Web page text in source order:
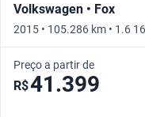
Volkswagen • Fox
2015 • 105.286 km • 1.6
Preço a partir de
R$41.399